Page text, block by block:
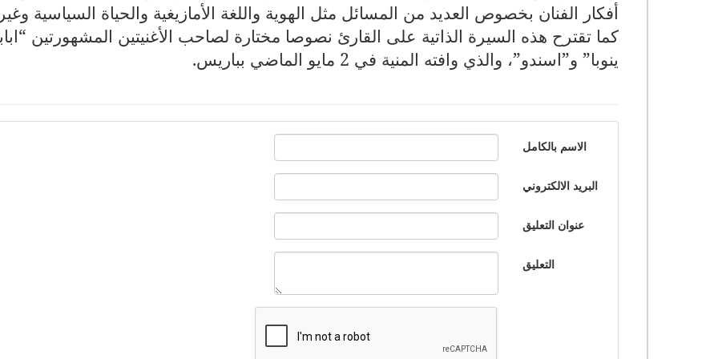
أفكار الفنان بخصوص العديد من المسائل مثل الهوية واللغة الأمازيغية والحياة السياسية
كما تقترح هذه السيرة الذاتية على القارئ نصوصا مختارة لصاحب الأغنيتين المشهورتين
ينوبا” و”اسندو”، والذي وافته المنية في 2 مايو الماضي بباريس
.
الاسم بالكامل
البريد الالكتروني
عنوان التعليق
التعليق